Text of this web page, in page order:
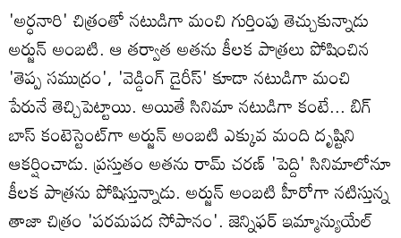
'అర్ధనారి' చిత్రంతో నటుడిగా మంచి గుర్తింపు తెచ్చుకున్నాడు
అర్జున్‌ అంబటి. ఆ తర్వాత అతను కీలక పాత్రలు పోషించిన
'తెప్ప సముద్రం', 'వెడ్డింగ్‌ డైరీస్‌' కూడా నటుడిగా మంచి
పేరునే తెచ్చిపెట్టాయి. అయితే సినిమా నటుడిగా కంటే... బిగ్
బాస్‌ కంటెస్టెంట్‌గా అర్జున్ అంబటి ఎక్కువ మంది దృష్టిని
ఆకర్షించాడు. ప్రస్తుతం అతను రామ్ చరణ్‌ 'పెద్ది' సినిమాలోనూ
కీలక పాత్రను పోషిస్తున్నాడు. అర్జున్‌ అంబటి హీరోగా నటిస్తున్న
తాజా చిత్రం 'పరమపద సోపానం'. జెన్నిఫర్‌ ఇమ్మాన్యుయేల్‌